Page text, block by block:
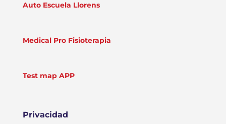
Auto Escuela Llorens
Medical Pro Fisioterapia
Test map APP
Privacidad